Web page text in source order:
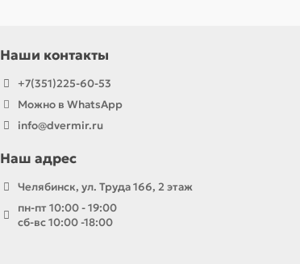
Наши контакты
+7(351)225-60-53
Можно в WhatsApp
info@dvermir.ru
Наш адрес
Челябинск, ул. Труда 166, 2 этаж
пн-пт 10:00 - 19:00
сб-вс 10:00 -18:00